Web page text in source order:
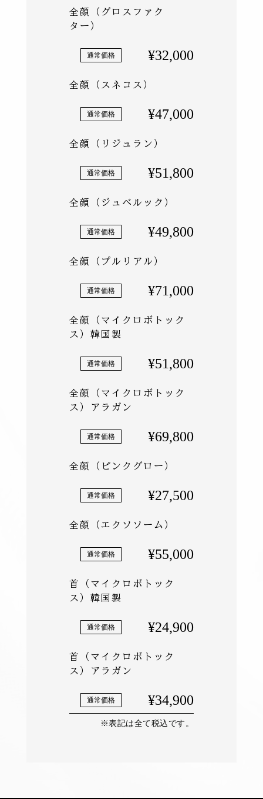
全顔（グロスファク
ター）
¥32,000
全顔（スネコス）
¥47,000
全顔（リジュラン）
¥51,800
全顔（ジュベルック）
¥49,800
全顔（プルリアル）
¥71,000
全顔（マイクロボトック
ス）韓国製
¥51,800
全顔（マイクロボトック
ス）アラガン
¥69,800
全顔（ピンクグロー）
¥27,500
全顔（エクソソーム）
¥55,000
首（マイクロボトック
ス）韓国製
¥24,900
首（マイクロボトック
ス）アラガン
¥34,900
※表記は全て税込です。